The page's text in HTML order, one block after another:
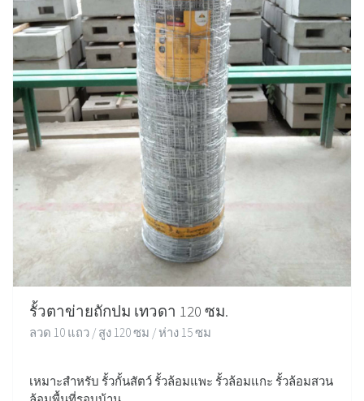
รั้วตาข่ายถักปม เทวดา 120 ซม.
ลวด 10 แถว / สูง 120 ซม / ห่าง 15 ซม
เหมาะสำหรับ รั้วกั้นสัตว์ รั้วล้อมแพะ รั้วล้อมแกะ รั้วล้อมสวน